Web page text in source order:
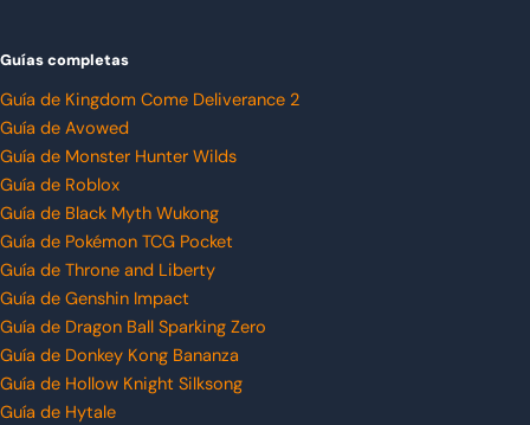
Guías completas
Guía de Kingdom Come Deliverance 2
Guía de Avowed
Guía de Monster Hunter Wilds
Guía de Roblox
Guía de Black Myth Wukong
Guía de Pokémon TCG Pocket
Guía de Throne and Liberty
Guía de Genshin Impact
Guía de Dragon Ball Sparking Zero
Guía de Donkey Kong Bananza
Guía de Hollow Knight Silksong
Guía de Hytale